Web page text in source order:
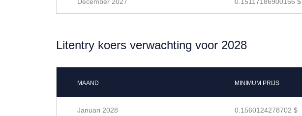
Litentry koers verwachting voor 2028
MAAND MINIMUM PRIJS
Januari 2028 0.1560124278702 $